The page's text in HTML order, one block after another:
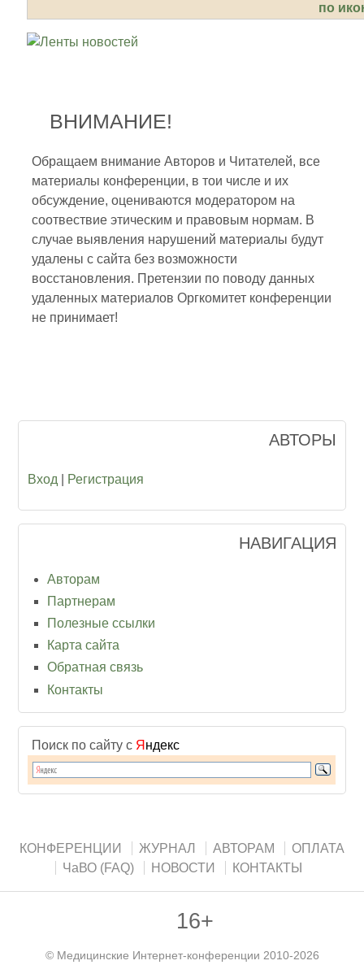
ВНИМАНИЕ!
Обращаем внимание Авторов и Читателей, все
материалы конференции, в тои числе и их
обсуждение, оцениваются модератором на
соотвествие этическим и правовым нормам. В
случае выявления нарушений материалы будут
удалены с сайта без возможности
восстановления. Претензии по поводу данных
удаленных материалов Оргкомитет конференции
не принимает!
АВТОРЫ
Вход Регистрация
НАВИГАЦИЯ
Авторам
Партнерам
Полезные ссылки
Карта сайта
Обратная связь
Контакты
Поиск по сайту с Я ндекс
КОНФЕРЕНЦИИ ЖУРНАЛ АВТОРАМ
ОПЛАТА
ЧаВО (FAQ)
НОВОСТИ КОНТАКТЫ
16+
© Медицинские Интернет-конференции 2010-2026